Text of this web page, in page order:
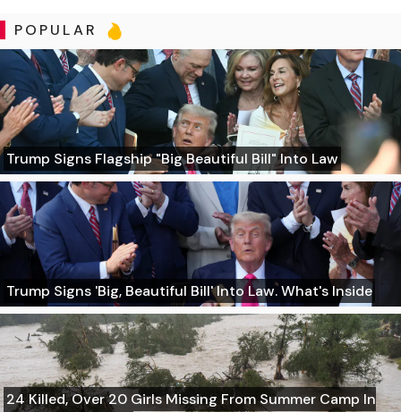
POPULAR
Trump Signs Flagship "Big Beautiful Bill" Into Law
Trump Signs 'Big, Beautiful Bill' Into Law. What's Inside
24 Killed, Over 20 Girls Missing From Summer Camp In